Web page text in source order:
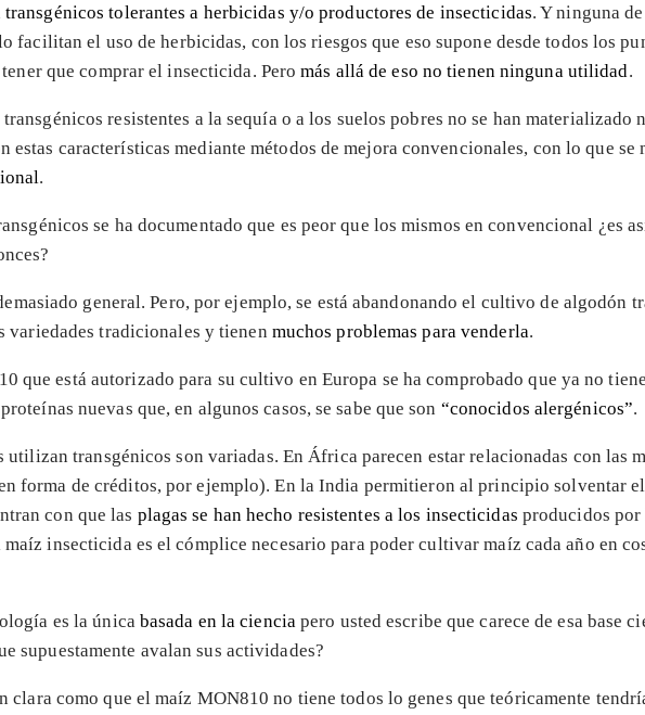
transgénicos tolerantes a herbicidas y/o productores de insecticidas. Y ninguna
facilitan el uso de herbicidas, con los riesgos que eso supone desde todos los
que comprar el insecticida. Peromás allá de eso no tienen ninguna utilidad.
resistentes a la sequía o a los suelos pobres no se han
estas características mediante métodos de mejora convencionales, con lo que
.
se ha documentado que es peor que los mismos en convencional ¿es
general. Pero, por ejemplo, se está abandonando el cultivo de algodón
variedades tradicionales y tienen muchos problemas para venderla.
que está autorizado para su cultivo en Europa se ha comprobado que ya no
nuevas que, en algunos casos, se sabe que son “conocidos alergénicos”.
transgénicos son variadas. En África parecen estar relacionadas con las
forma de créditos, por ejemplo). En la India permitieron al principio solventar
con que las plagas se han hecho resistentes a los insecticidas producidos por
insecticida es el cómplice necesario para poder cultivar maíz cada año en
es la única basada en la ciencia pero usted escribe que carece de esa base
supuestamente avalan sus actividades?
clara como que el maíz MON810 no tiene todos lo genes que teóricamente